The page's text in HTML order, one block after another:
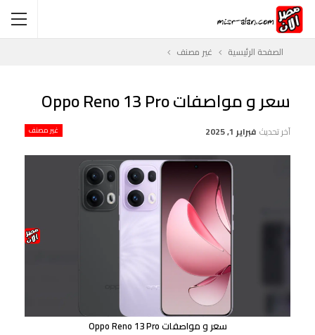
الصفحة الرئيسية غير مصنف
سعر و مواصفات Oppo Reno 13 Pro
غير مصنف آخر تحديث فبراير 1, 2025
سعر و مواصفات Oppo Reno 13 Pro